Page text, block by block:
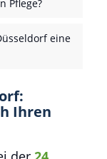
Pflege?
eine
Ihren